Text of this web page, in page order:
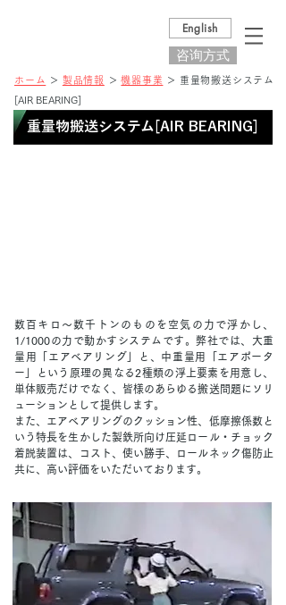
English
咨询方式
ホーム ＞ 製品情報 ＞機器事業
＞ 重量物搬送システム
[AIR BEARING]
重量物搬送システム[AIR BEARING]
数百キロ～数千トンのものを空気の力で浮かし、
1/1000の力で動かすシステムです。弊社では、大重
量用「エアベアリング」と、中重量用「エアポータ
ー」という原理の異なる2種類の浮上要素を用意し、
単体販売だけでなく、皆様のあらゆる搬送問題にソリ
ューションとして提供します。
また、エアベアリングのクッション性、低摩擦係数と
いう特長を生かした製鉄所向け圧延ロール・チョック
着脱装置は、コスト、使い勝手、ロールネック傷防止
共に、高い評価をいただいております。